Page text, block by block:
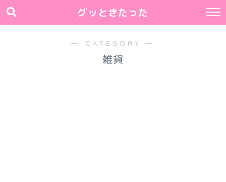
グッときたった
― CATEGORY ―
雑貨